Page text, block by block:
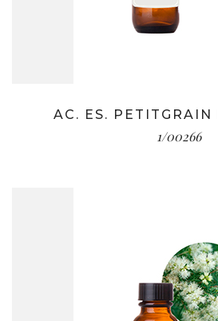
AC. ES. PETITGRAIN
1/00266